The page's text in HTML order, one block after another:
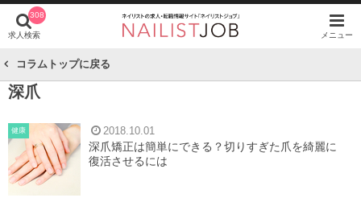
308
求人検索 メニュー
コラムトップに戻る
深爪
健康 2018.10.01
深爪矯正は簡単にできる？切りすぎた爪を綺麗に
復活させるには